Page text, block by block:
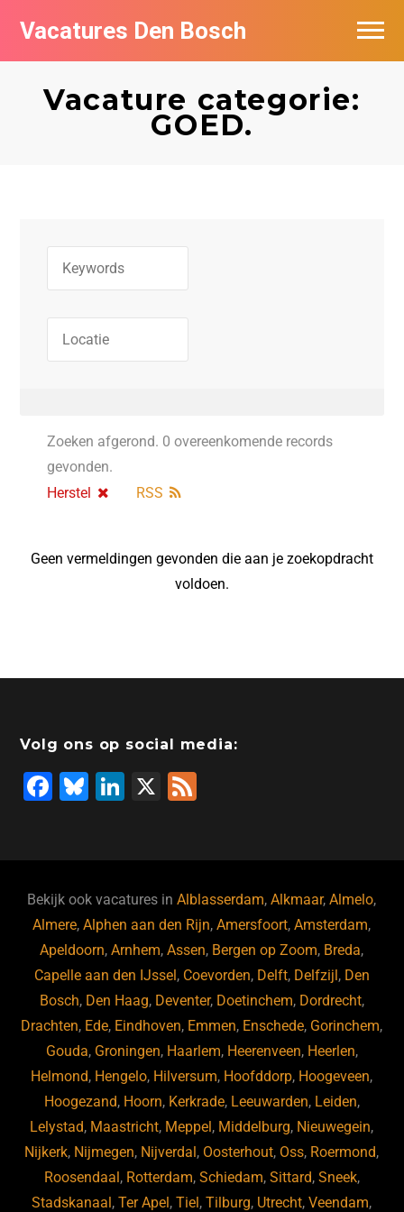
Vacatures Den Bosch
Vacature categorie:
GOED.
Zoeken afgerond. 0 overeenkomende records
gevonden.
Herstel
RSS
Geen vermeldingen gevonden die aan je zoekopdracht
voldoen.
Volg ons op social media:
F
b
o
o
k
Bl
ky
Li
dI
n
X
Bekijk ook vacatures inAlblasserdam,Alkmaar,Almelo,
Almere,Alphen aan den Rijn,Amersfoort,Amsterdam,
Apeldoorn,Arnhem,Assen, Bergen op Zoom, Breda,
Capelle aan den IJssel , Coevorden, Delft, Delfzijl , Den
Bosch, Den Haag, Deventer, Doetinchem, Dordrecht,
Drachten, Ede, Eindhoven, Emmen, Enschede, Gorinchem,
Gouda, Groningen, Haarlem, Heerenveen, Heerlen,
Helmond, Hengelo, Hilversum, Hoofddorp, Hoogeveen,
Hoogezand, Hoorn, Kerkrade, Leeuwarden, Leiden,
Lelystad, Maastricht, Meppel , Middelburg, Nieuwegein,
Nijkerk, Nijmegen, Nijverdal , Oosterhout, Oss, Roermond,
Roosendaal , Rotterdam, Schiedam, Sittard, Sneek,
Stadskanaal ,Ter Apel ,Tiel ,Tilburg, Utrecht,Veendam,
Vacatures per bedrijf in Den Bosch
De populairste vacatures in Den Bosch